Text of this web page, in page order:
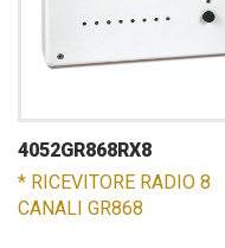
4052GR868RX8
* RICEVITORE RADIO 8
CANALI GR868